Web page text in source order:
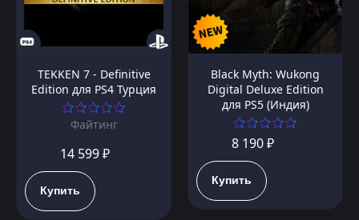
TEKKEN 7 - Definitive
Edition для PS4 Турция
Файтинг
14 599 ₽
Купить
Black Myth: Wukong
Digital Deluxe Edition
для PS5 (Индия)
8 190 ₽
Купить